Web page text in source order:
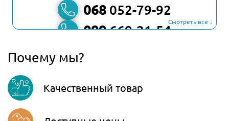
068 052-79-92
099669-21-54
067
Telegram
Смотреть все ↓
Почему мы?
Качественный товар